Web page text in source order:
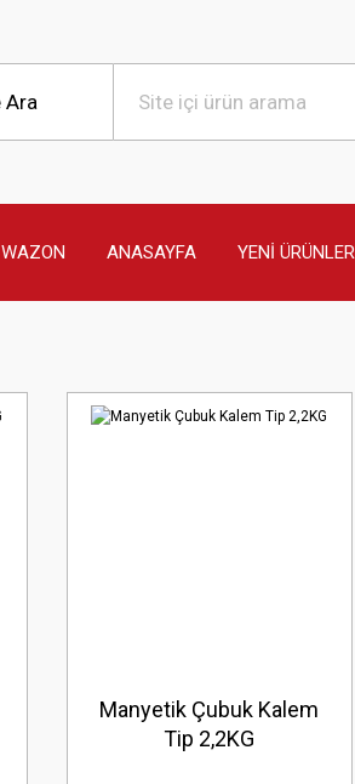
WAZON ANASAYFA YENİ ÜRÜNLER
Manyetik Çubuk Kalem
Tip 2,2KG